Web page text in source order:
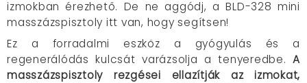
izmokban érezhető. De ne aggódj, a BLD-328 mini
masszázspisztoly itt van, hogy segítsen!
Ez a forradalmi eszköz a gyógyulás és a
regenerálódás kulcsát varázsolja a tenyeredbe.A
masszázspisztoly rezgései ellazítják az izmokat,